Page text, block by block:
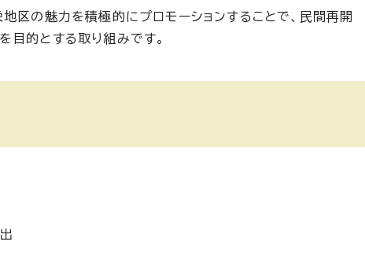
区の魅力を積極的にプロモーションすることで、民間再開
目的とする取り組みです。